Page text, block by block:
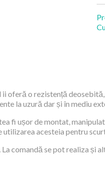
oferă o rezistență
la uzură dar și în mediu
fi ușor de montat,
acesteia pentru
comandă se pot realiza și